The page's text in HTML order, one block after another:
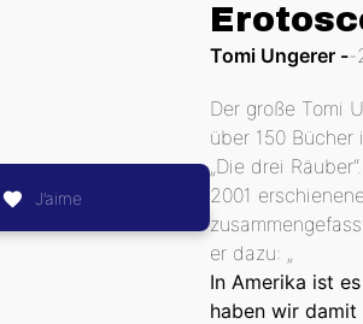
J’aime
Tomi Ungerer
Der große Tomi
über 150
„Die drei
2001
er dazu: „
In Amerika ist
haben wir damit